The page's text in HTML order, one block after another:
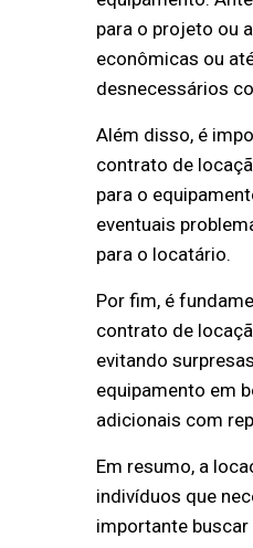
para o projeto ou
econômicas ou
desnecessários
Além disso, é
contrato de
para o
eventuais
para o locatário.
Por fim, é
contrato de
evitando
equipamento em
adicionais com
Em resumo, a
indivíduos que
importante